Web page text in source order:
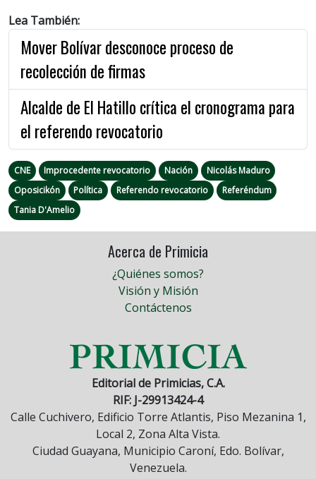
Lea También:
Mover Bolívar desconoce proceso de
recolección de firmas
Alcalde de El Hatillo crítica el cronograma para
el referendo revocatorio
CNE Improcedente revocatorio Nación
Nicolás Maduro
Oposicikón
Política Referendo revocatorio
Referéndum
Tania D'Amelio
Acerca de Primicia
¿Quiénes somos?
Visión y Misión
Contáctenos
Editorial de Primicias, C.A.
RIF: J-29913424-4
Calle Cuchivero, Edificio Torre Atlantis, Piso Mezanina 1,
Local 2, Zona Alta Vista.
Ciudad Guayana, Municipio Caroní, Edo. Bolívar,
Venezuela.